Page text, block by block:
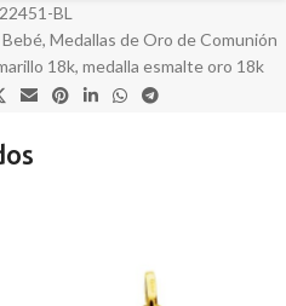
22451-BL
, Medallas de Oro de Comunión
18k, medalla esmalte oro 18k